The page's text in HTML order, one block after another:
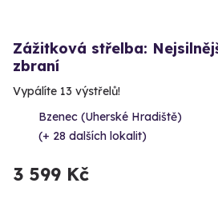
Zážitková střelba:
zbraní
Vypálíte 13 výstřelů!
Bzenec (Uherské Hradiště)
(+ 28 dalších lokalit)
3 599 Kč